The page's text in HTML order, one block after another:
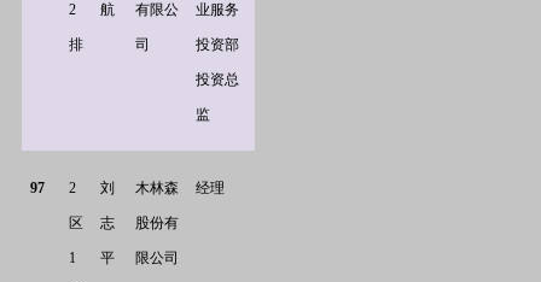
2
排
航 有限公
司
业服务
投资部
投资总
监
97 2
区
1
刘
志
平
木林森
股份有
限公司
经理